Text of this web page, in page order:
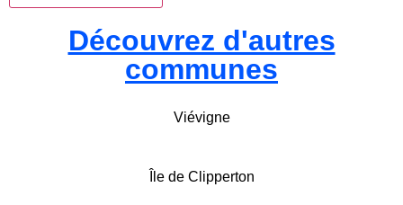
Découvrez d'autres
communes
Viévigne
Île de Clipperton